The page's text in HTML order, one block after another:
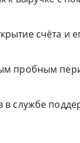
счёта и
пробным
в службе